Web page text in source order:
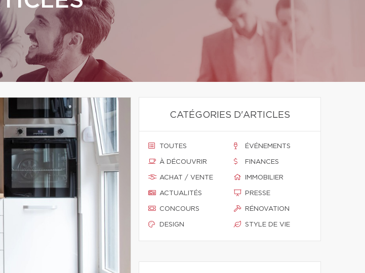
CATÉGORIES D'ARTICLES
TOUTES
À DÉCOUVRIR
ACHAT / VENTE
ACTUALITÉS
CONCOURS
DESIGN
ÉVÉNEMENTS
FINANCES
IMMOBILIER
PRESSE
RÉNOVATION
STYLE DE VIE